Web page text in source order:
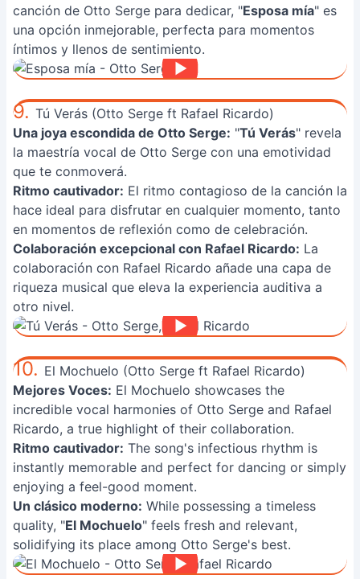
canción de Otto Serge para dedicar, "Esposa mía" es
una opción inmejorable, perfecta para momentos
íntimos y llenos de sentimiento.
9. Tú Verás (Otto Serge ft Rafael Ricardo)
Una joya escondida de Otto Serge: "Tú Verás" revela
la maestría vocal de Otto Serge con una emotividad
que te conmoverá.
Ritmo cautivador: El ritmo contagioso de la canción la
hace ideal para disfrutar en cualquier momento, tanto
en momentos de reflexión como de celebración.
Colaboración excepcional con Rafael Ricardo: La
colaboración con Rafael Ricardo añade una capa de
riqueza musical que eleva la experiencia auditiva a
otro nivel.
10. El Mochuelo (Otto Serge ft Rafael Ricardo)
Mejores Voces: El Mochuelo showcases the
incredible vocal harmonies of Otto Serge and Rafael
Ricardo, a true highlight of their collaboration.
Ritmo cautivador: The song's infectious rhythm is
instantly memorable and perfect for dancing or simply
enjoying a feel-good moment.
Un clásico moderno: While possessing a timeless
quality, "El Mochuelo" feels fresh and relevant,
solidifying its place among Otto Serge's best.